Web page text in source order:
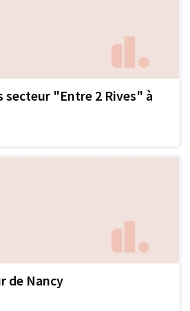
secteur "Entre 2 Rives" à
de Nancy